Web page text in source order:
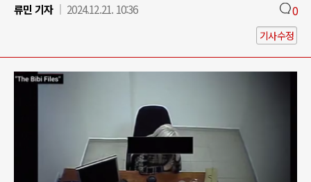
류민 기자
2024.12.21. 10:36 0
기사수정